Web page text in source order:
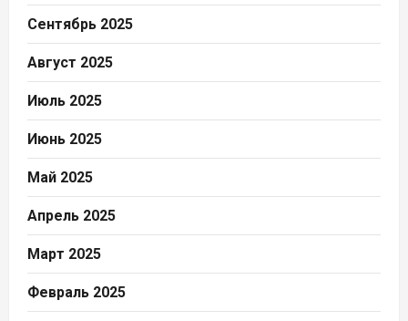
Сентябрь 2025
Август 2025
Июль 2025
Июнь 2025
Май 2025
Апрель 2025
Март 2025
Февраль 2025